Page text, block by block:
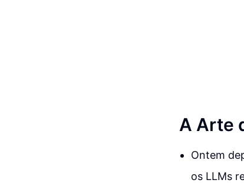
A Arte
Ontem
os LLMs